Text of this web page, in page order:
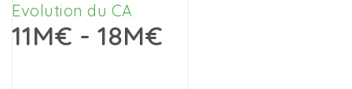
Evolution du CA
11M€ - 18M€